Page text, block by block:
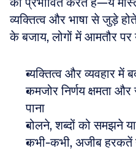
व्यक्तित्व और भाषा से जुड़े
के बजाय, लोगों में आमतौर पर
व्यक्तित्व और व्यवहार में
कमजोर निर्णय क्षमता
पाना
कभी-कभी, अजीब हरकतें